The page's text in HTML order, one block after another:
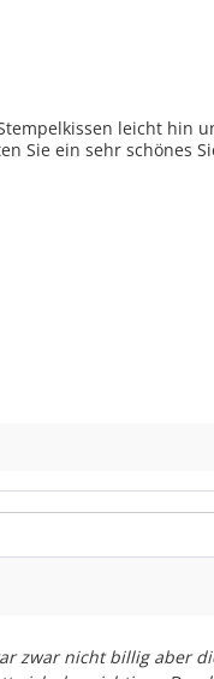
leicht hin
Sie ein sehr schönes
zwar nicht billig aber